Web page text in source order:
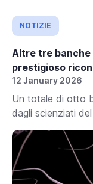
NOTIZIE
Altre tre banche
prestigioso
12 January 2026
Un totale di otto
dagli scienziati del